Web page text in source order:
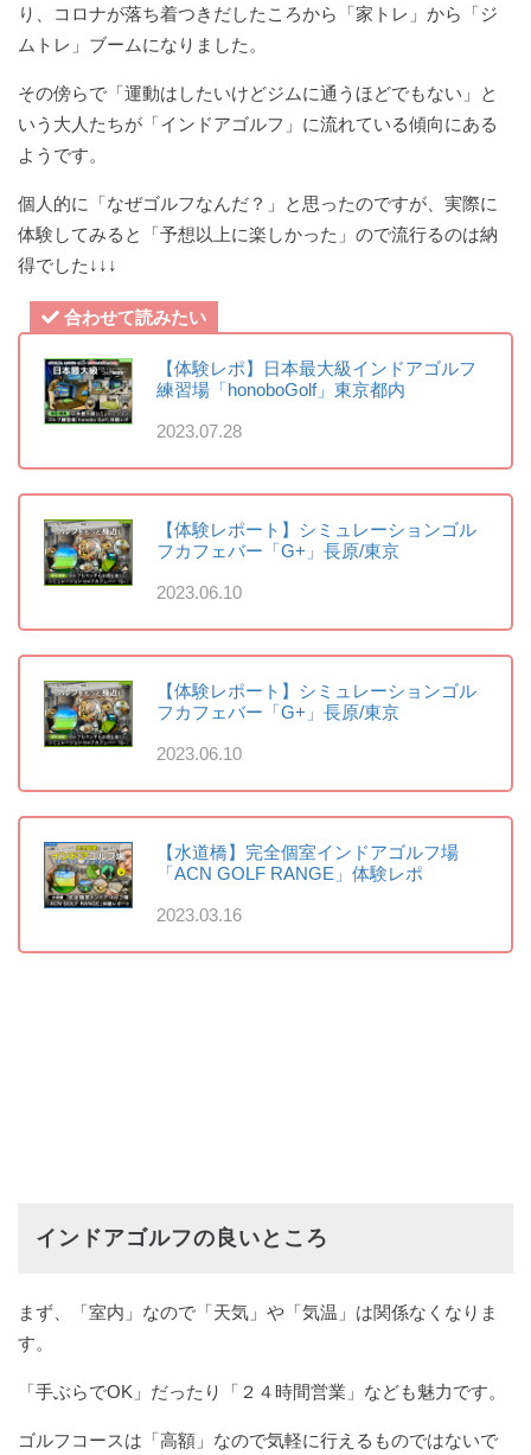
り、コロナが落ち着つきだしたころから「家トレ」から「ジ
ムトレ」ブームになりました。
その傍らで「運動はしたいけどジムに通うほどでもない」と
いう大人たちが「インドアゴルフ」に流れている傾向にある
ようです。
個人的に「なぜゴルフなんだ？」と思ったのですが、実際に
体験してみると「予想以上に楽しかった」ので流行るのは納
得でした↓↓↓
合わせて読みたい
【体験レポ】日本最大級インドアゴルフ
練習場「honoboGolf」東京都内
2023.07.28
【体験レポート】シミュレーションゴル
フカフェバー「G+」長原/東京
2023.06.10
【体験レポート】シミュレーションゴル
フカフェバー「G+」長原/東京
2023.06.10
【水道橋】完全個室インドアゴルフ場
「ACN GOLF RANGE」体験レポ
2023.03.16
インドアゴルフの良いところ
まず、「室内」なので「天気」や「気温」は関係なくなりま
す。
「手ぶらでOK」だったり「２４時間営業」なども魅力です。
ゴルフコースは「高額」なので気軽に行えるものではないで